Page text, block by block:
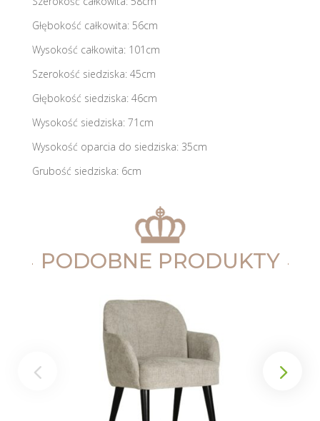
Głębokość całkowita: 56cm
Wysokość całkowita: 101cm
Szerokość siedziska: 45cm
Głębokość siedziska: 46cm
Wysokość siedziska: 71cm
Wysokość oparcia do siedziska: 35cm
Grubość siedziska: 6cm
PODOBNE PRODUKTY